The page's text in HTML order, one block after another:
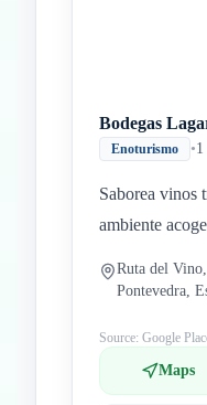
Bodegas
Enoturismo •
Saborea vinos
ambiente
Ruta del
Pontevedra,
Source: Google
Maps